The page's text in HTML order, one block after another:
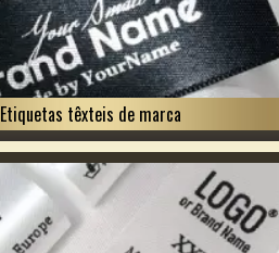
Etiquetas têxteis de marca